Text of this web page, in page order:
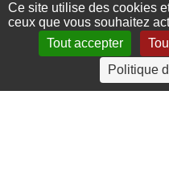
4 rue Crec’h-Ugen
22810 Belle Isle en
Ce site utilise des cookies
ceux que vous souhaitez
Tout accepter
Politique